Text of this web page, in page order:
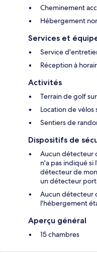
Cheminement
Hébergement
Services et
Service
Réception à
Activités
Terrain de golf
Location de vélos
Sentiers de
Dispositifs de
Aucun détecteur
n'a pas indiqué
détecteur de
un détecteur
Aucun détecteur
l'hébergement
Aperçu général
15 chambres